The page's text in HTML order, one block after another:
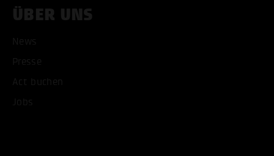
ÜBER UNS
News
Presse
Act buchen
Jobs